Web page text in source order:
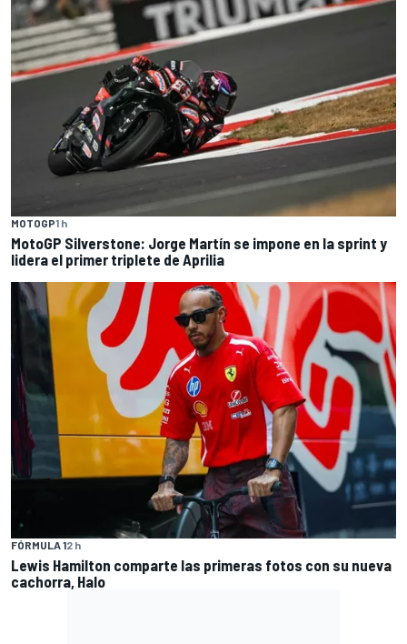
MOTOGP1 h
MotoGP Silverstone: Jorge Martín se impone en la sprint y
lidera el primer triplete de Aprilia
FÓRMULA 12 h
Lewis Hamilton comparte las primeras fotos con su nueva
cachorra, Halo